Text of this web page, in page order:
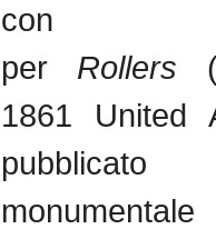
con
per Rollers
1861 United
monumentale